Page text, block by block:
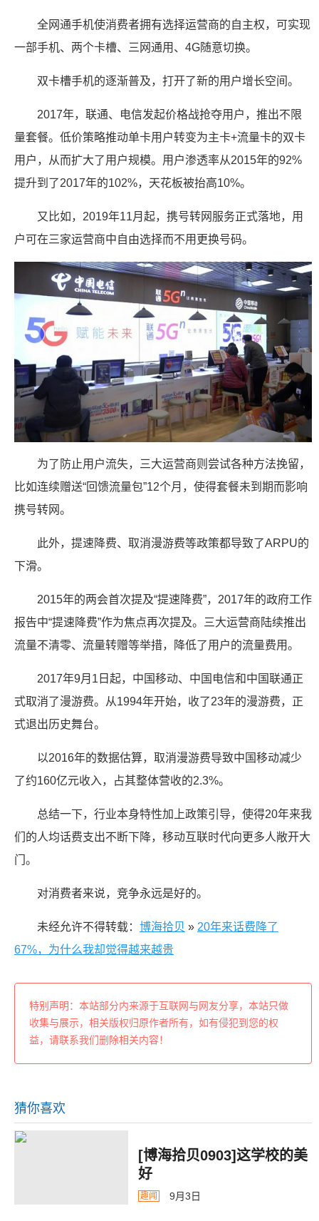
全网通手机使消费者拥有选择运营商的自主权，可实现
一部手机、两个卡槽、三网通用、4G随意切换。
双卡槽手机的逐渐普及，打开了新的用户增长空间。
2017年，联通、电信发起价格战抢夺用户，推出不限
量套餐。低价策略推动单卡用户转变为主卡+流量卡的双卡
用户，从而扩大了用户规模。用户渗透率从2015年的92%
提升到了2017年的102%，天花板被抬高10%。
又比如，2019年11月起，携号转网服务正式落地，用
户可在三家运营商中自由选择而不用更换号码。
为了防止用户流失，三大运营商则尝试各种方法挽留，
比如连续赠送“回馈流量包”12个月，使得套餐未到期而影响
携号转网。
此外，提速降费、取消漫游费等政策都导致了ARPU的
下滑。
2015年的两会首次提及“提速降费”，2017年的政府工作
报告中“提速降费”作为焦点再次提及。三大运营商陆续推出
流量不清零、流量转赠等举措，降低了用户的流量费用。
2017年9月1日起，中国移动、中国电信和中国联通正
式取消了漫游费。从1994年开始，收了23年的漫游费，正
式退出历史舞台。
以2016年的数据估算，取消漫游费导致中国移动减少
了约160亿元收入，占其整体营收的2.3%。
总结一下，行业本身特性加上政策引导，使得20年来我
们的人均话费支出不断下降，移动互联时代向更多人敞开大
门。
对消费者来说，竞争永远是好的。
未经允许不得转载： 博海拾贝 » 20年来话费降了
67%，为什么我却觉得越来越贵
特别声明：本站部分内来源于互联网与网友分享，本站只做
收集与展示，相关版权归原作者所有，如有侵犯到您的权
益，请联系我们删除相关内容！
猜你喜欢
[博海拾贝0903]这学校的美
好
趣闻 9月3日